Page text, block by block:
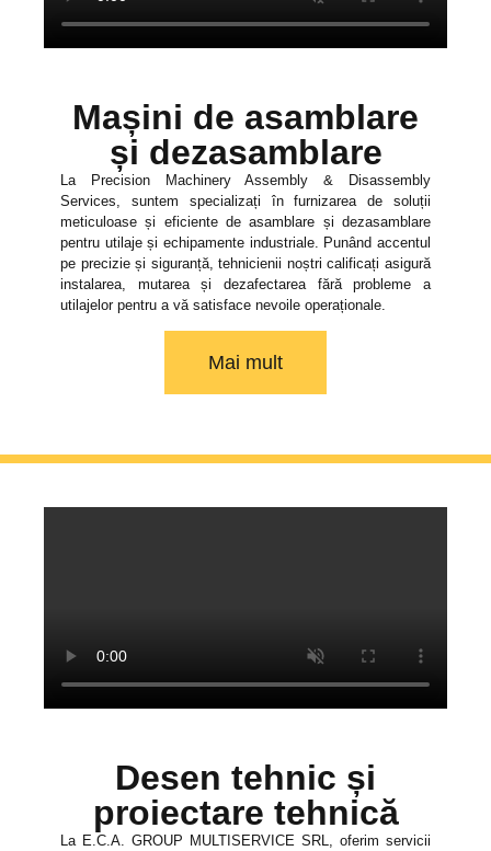
Mașini de asamblare
și dezasamblare
La Precision Machinery Assembly & Disassembly
Services, suntem specializați în furnizarea de soluții
meticuloase și eficiente de asamblare și dezasamblare
pentru utilaje și echipamente industriale. Punând accentul
pe precizie și siguranță, tehnicienii noștri calificați asigură
instalarea, mutarea și dezafectarea fără probleme a
utilajelor pentru a vă satisface nevoile operaționale.
Mai mult
Desen tehnic și
proiectare tehnică
La E.C.A. GROUP MULTISERVICE SRL, oferim servicii